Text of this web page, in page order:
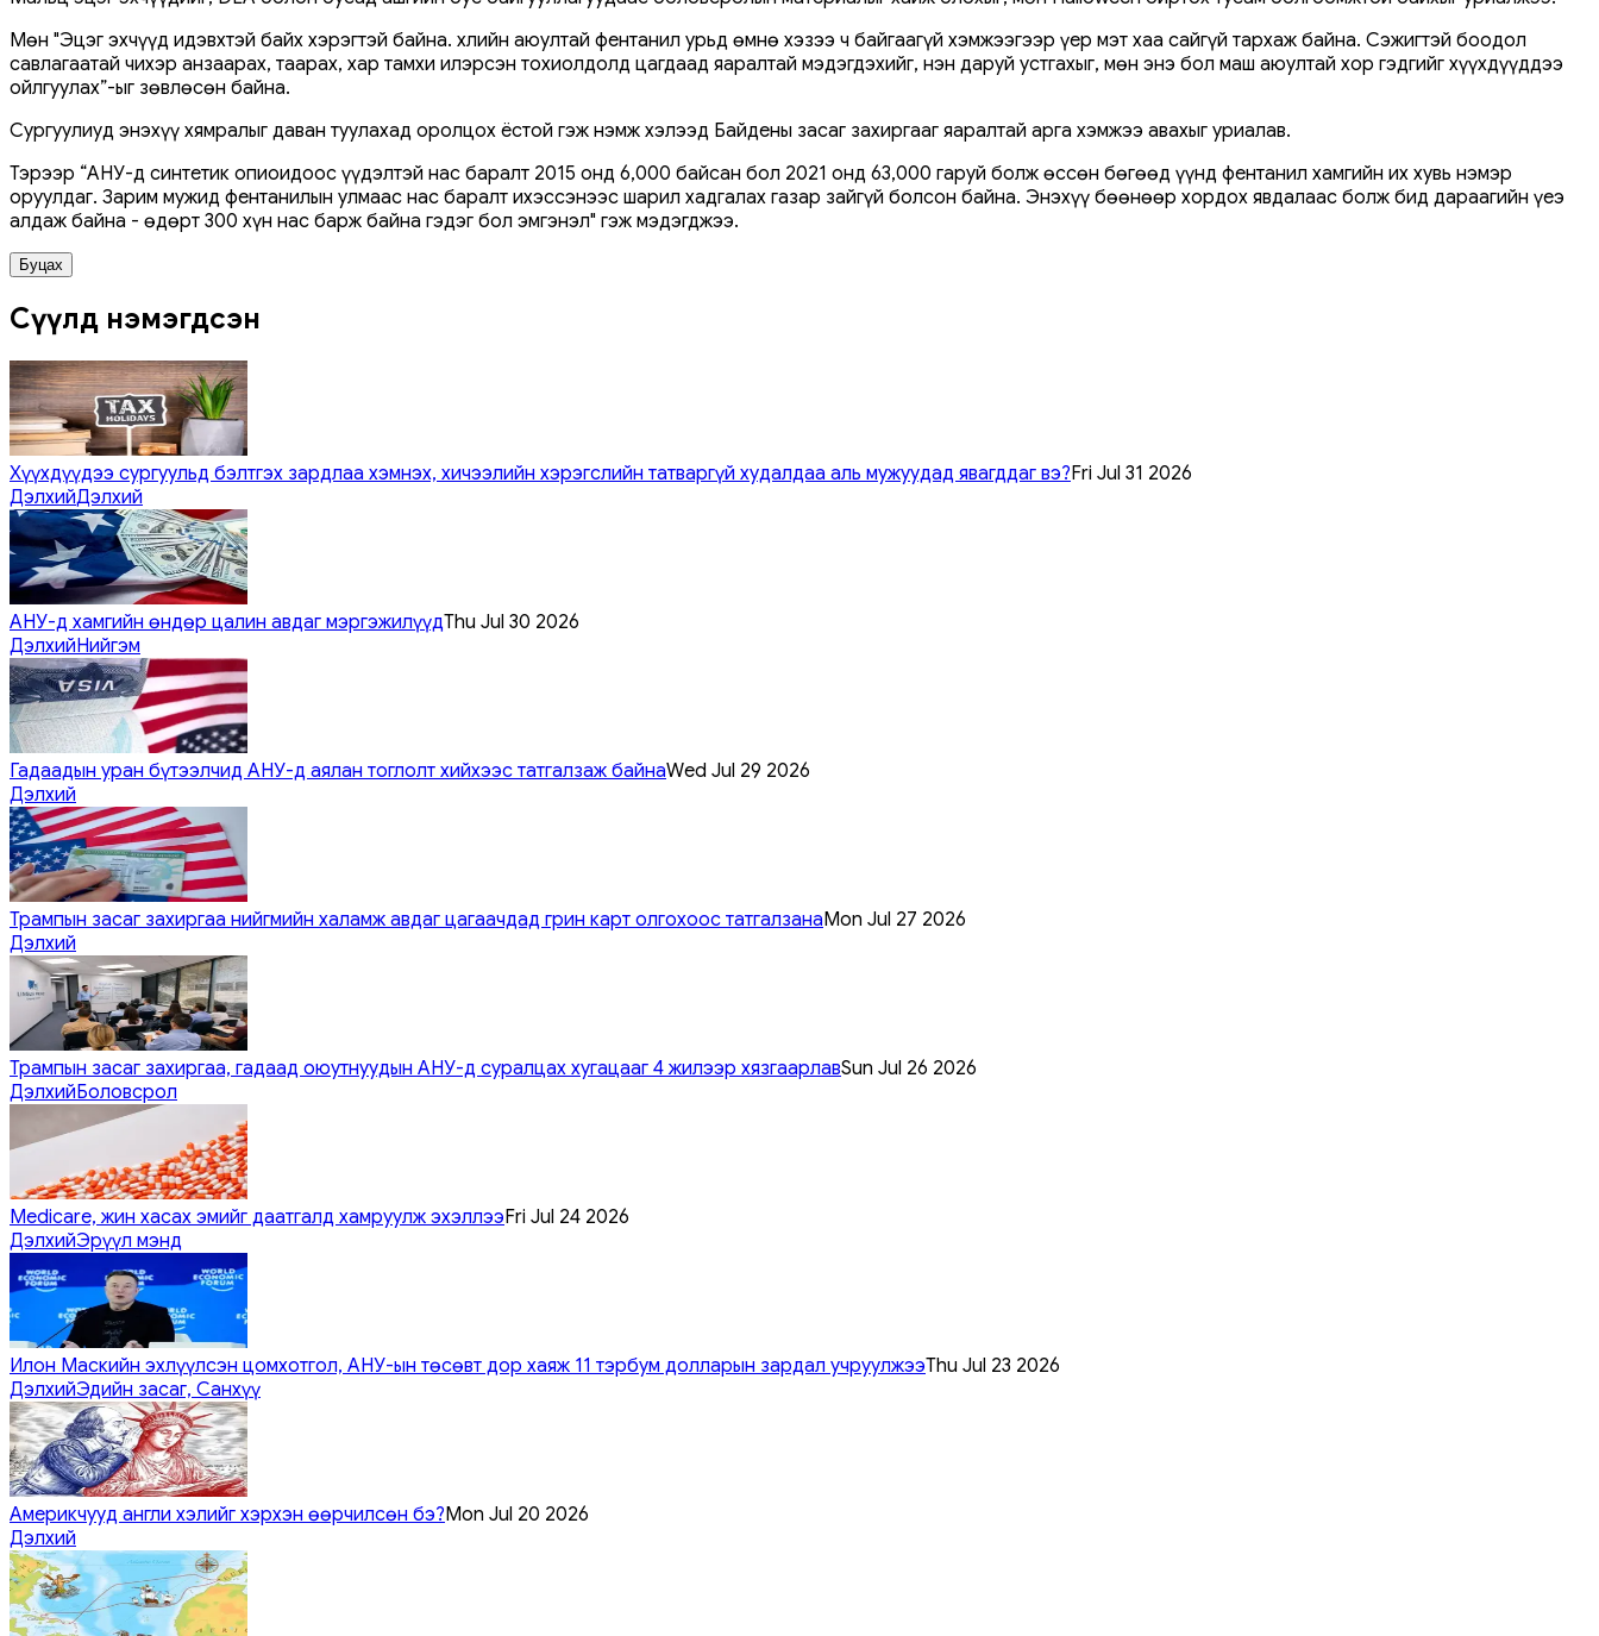
Мөн "Эцэг эхчүүд идэвхтэй байх хэрэгтэй байна. Үхлийн аюултай фентанил урьд өмнө хэзээ ч байгаагүй хэмжээгээр үер мэт хаа сайгүй тархаж байна. Сэжигтэй боодол
савлагаатай чихэр анзаарах, таарах, хар тамхи илэрсэн тохиолдолд цагдаад яаралтай мэдэгдэхийг, нэн даруй устгахыг, мөн энэ бол маш аюултай хор гэдгийг хүүхдүүддээ
ойлгуулах”-ыг зөвлөсөн байна.
Сургуулиуд энэхүү хямралыг даван туулахад оролцох ёстой гэж нэмж хэлээд Байдены засаг захиргааг яаралтай арга хэмжээ авахыг уриалав.
Тэрээр “АНУ-д синтетик опиоидоос үүдэлтэй нас баралт 2015 онд 6,000 байсан бол 2021 онд 63,000 гаруй болж өссөн бөгөөд үүнд фентанил хамгийн их хувь нэмэр
оруулдаг. Зарим мужид фентанилын улмаас нас баралт ихэссэнээс шарил хадгалах газар зайгүй болсон байна. Энэхүү бөөнөөр хордох явдалаас болж бид дараагийн үеэ
алдаж байна - өдөрт 300 хүн нас барж байна гэдэг бол эмгэнэл" гэж мэдэгджээ.
Буцах
Сүүлд нэмэгдсэн
Хүүхдүүдээ сургуульд бэлтгэх зардлаа хэмнэх, хичээлийн хэрэгслийн татваргүй худалдаа аль мужуудад явагддаг вэ?Fri Jul 31 2026
ДэлхийДэлхий
АНУ-д хамгийн өндөр цалин авдаг мэргэжилүүдThu Jul 30 2026
ДэлхийНийгэм
Гадаадын уран бүтээлчид АНУ-д аялан тоглолт хийхээс татгалзаж байнаWed Jul 29 2026
Дэлхий
Трампын засаг захиргаа нийгмийн халамж авдаг цагаачдад грин карт олгохоос татгалзанаMon Jul 27 2026
Дэлхий
Трампын засаг захиргаа, гадаад оюутнуудын АНУ-д суралцах хугацааг 4 жилээр хязгаарлавSun Jul 26 2026
ДэлхийБоловсрол
Medicare, жин хасах эмийг даатгалд хамруулж эхэллээFri Jul 24 2026
ДэлхийЭрүүл мэнд
Илон Маскийн эхлүүлсэн цомхотгол, АНУ-ын төсөвт дор хаяж 11 тэрбум долларын зардал учруулжээThu Jul 23 2026
ДэлхийЭдийн засаг, Санхүү
Америкчууд англи хэлийг хэрхэн өөрчилсөн бэ?Mon Jul 20 2026
Дэлхий